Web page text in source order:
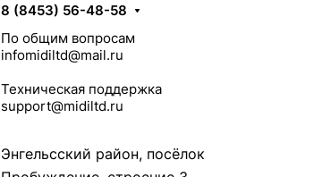
8 (8453) 56-48-58
По общим вопросам
infomidiltd@mail.ru
Техническая поддержка
support@midiltd.ru
Энгельсский район, посёлок